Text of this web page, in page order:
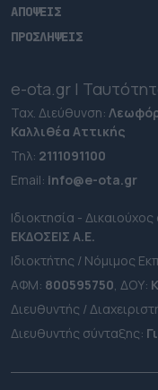
ΑΠΟΨΕΙΣ
ΠΡΟΣΛΗΨΕΙΣ
e-ota.gr |
Ταχ. Διεύθυνση:
Καλλιθέα Αττικής
Τηλ: 2111091100
Εmail: info@e-ota.gr
Ιδιοκτησία -
ΕΚΔΟΣΕΙΣ A.E.
Ιδιοκτήτης / Νόμιμος
ΑΦΜ: 800595750, ΔΟΥ:
Διευθυντής /
Διευθυντής σύνταξης: